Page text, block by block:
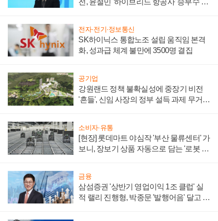
전자·전기·정보통신
SK하이닉스 통합노조 설립 움직임 본격
화, 성과급 체계 불만에 3500명 결집
공기업
강원랜드 정책 불확실성에 중장기 비전
'흔들', 신임 사장의 정부 설득 과제 무거워
소비자·유통
[현장] 롯데마트 야심작 '부산 물류센터' 가
보니, 장보기 상품 자동으로 담는 '로봇 40
금융
삼섬증권 '상반기 영업이익 1조 클럽' 실
적 랠리 진행형, 박종문 '발행어음' 달고 연